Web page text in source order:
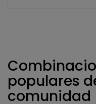
populares
comunidad